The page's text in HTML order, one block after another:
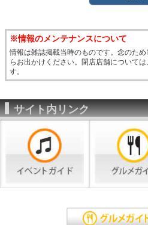
※情報のメンテナンスについて
情報は雑誌掲載当時のものです。念のた
らお出かけください。閉店店舗について
す。
サイト内リンク